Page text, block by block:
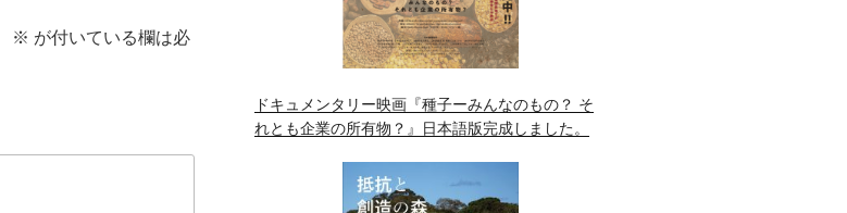
※ が付いている欄は必
ドキュメンタリー映画『種子ーみんなのもの？ そ
れとも企業の所有物？』日本語版完成しました。